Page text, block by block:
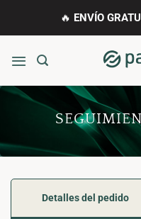
🔥 ENVÍO
Detalles del pedido